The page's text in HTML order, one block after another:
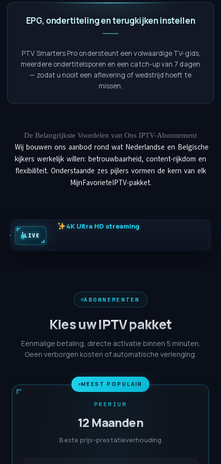
EPG, ondertiteling en terugkijken instellen
PTV Smarters Pro ondersteunt een volwaardige TV-gids,
meerdere ondertitelsporen en een catch-up van 7 dagen
— zodat u nooit een aflevering of wedstrijd hoeft te
missen.
De Belangrijkste Voordelen van Ons IPTV-Abonnement
Wij bouwen ons aanbod rond wat Nederlandse en Belgische
kijkers werkelijk willen: betrouwbaarheid, content-rijkdom en
flexibiliteit. Onderstaande zes pijlers vormen de kern van elk
MijnFavorieteIPTV-pakket.
LIVE
25.000+ live zenders
ABONNEMENTEN
Kies uw IPTV pakket
Eenmalige betaling, directe activatie binnen 5 minuten.
Geen verborgen kosten of automatische verlenging.
MEEST POPULAIR
PREMIUM
12 Maanden
Beste prijs–prestatieverhouding